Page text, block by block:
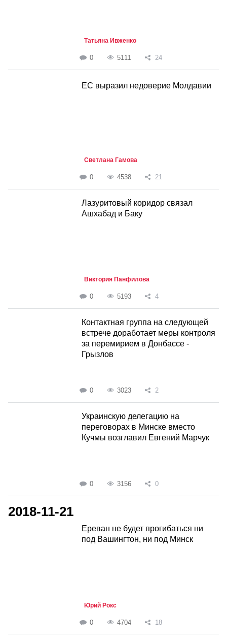
Татьяна Ивженко
0 5111 24
ЕС выразил недоверие Молдавии
Светлана Гамова
0 4538 21
Лазуритовый коридор связал
Ашхабад и Баку
Виктория Панфилова
0 5193 4
Контактная группа на следующей
встрече доработает меры контроля
за перемирием в Донбассе -
Грызлов
0 3023 2
Украинскую делегацию на
переговорах в Минске вместо
Кучмы возглавил Евгений Марчук
0 3156 0
2018-11-21
Ереван не будет прогибаться ни
под Вашингтон, ни под Минск
Юрий Рокс
0 4704 18